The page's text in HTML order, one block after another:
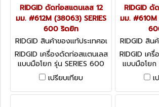
RIDGID ดัดท่อสแตนเลส 12
มม. #612M (38063) SERIES
600 ริดยิท
RIDGID สินค้าของแท้ประเทศอเ
มริกา 38063
RIDGID เครื่องดัดท่อสแตนเลส
แบบมือโยก รุ่น SERIES 600
TUBE BENDER ถูกออกแบบมา
เพื่อใช้สำหรับดัดท่อสแตนเลส,
ไททาเนียม และท่อชนิดต่างๆ
เปรียบเทียบ
RIDGID ดั
มม. #610M
RIDGID สิน
มริ
RIDGID เค
แบบมือโยก
TUBE
เพื่อใช้สำห
ไททาเนีย
เ